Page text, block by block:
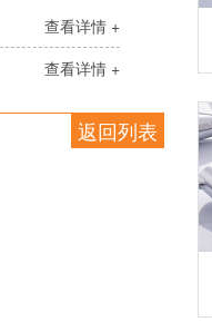
查看详情 +
查看详情 +
返回列表